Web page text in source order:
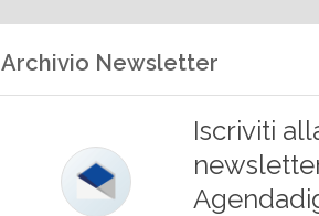
Archivio Newsletter
Iscriviti